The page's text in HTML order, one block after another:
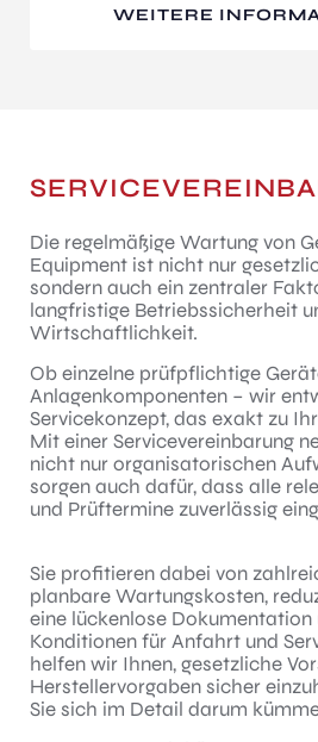
WEITERE
Die regelmäßige Wartung von
Equipment ist nicht nur
sondern auch ein zentraler
langfristige Betriebssicherheit
Wirtschaftlichkeit.
Ob einzelne prüfpflichtige
Anlagenkomponenten – wir
Servicekonzept, das exakt zu
Mit einer Servicevereinbarung
nicht nur organisatorischen
sorgen auch dafür, dass alle
und Prüftermine zuverlässig
Sie profitieren dabei von
planbare Wartungskosten,
eine lückenlose
Konditionen für Anfahrt und
helfen wir Ihnen, gesetzliche
Herstellervorgaben sicher
Sie sich im Detail darum